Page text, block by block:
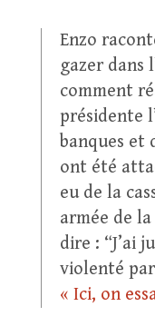
Enzo
gazer dans
comment
présidente
banques et
ont été
eu de la
armée de
dire : “J’ai
violenté
« Ici, on